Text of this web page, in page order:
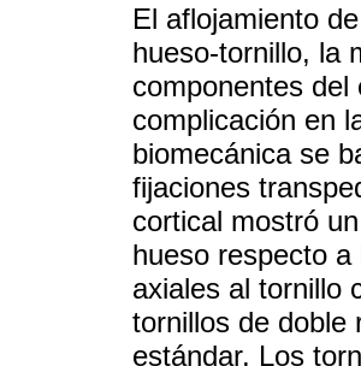
El aflojamiento
hueso-tornillo, la
componentes del
complicación en
biomecánica se
fijaciones
cortical mostró
hueso respecto
axiales al tornillo
tornillos de doble
estándar. Los